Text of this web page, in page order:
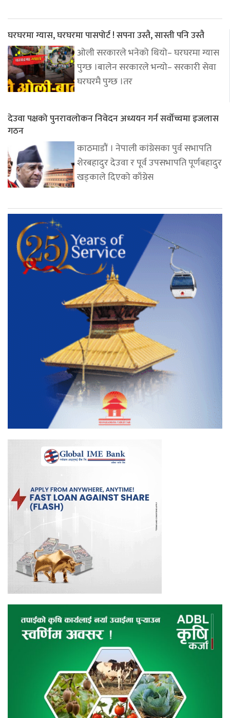
घरघरमा ग्यास, घरघरमा पासपोर्ट ! सपना उस्तै, सास्ती पनि उस्तै
ओली सरकारले भनेको थियो– घरघरमा ग्यास
पुग्छ ।बालेन सरकारले भन्यो– सरकारी सेवा
घरघरमै पुग्छ ।तर
देउवा पक्षको पुनरावलोकन निवेदन अध्ययन गर्न सर्वोच्चमा इजलास
गठन
काठमाडौं । नेपाली कांग्रेसका पुर्व सभापति
शेरबहादुर देउवा र पूर्व उपसभापति पूर्णबहादुर
खड्काले दिएको काँग्रेस